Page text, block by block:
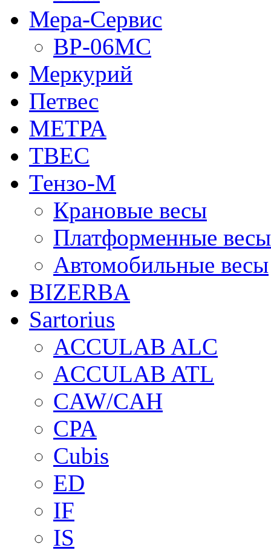
Мера-Сервис
ВР-06МС
Меркурий
Петвес
МЕТРА
ТВЕС
Тензо-М
Крановые весы
Платформенные весы
Автомобильные весы
BIZERBA
Sartorius
ACCULAB ALC
ACCULAB ATL
CAW/CAH
CPA
Cubis
ED
IF
IS